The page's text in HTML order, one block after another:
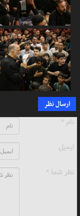
ارسال نظر
نام *
ایمیل
نظر شما *